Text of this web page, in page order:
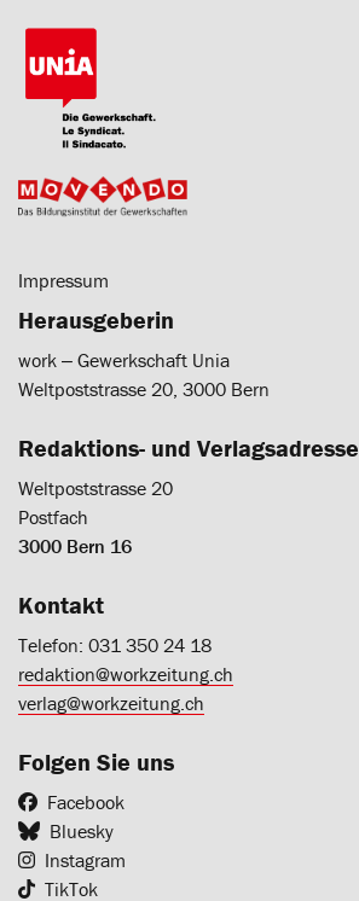
Impressum
Herausgeberin
work ‒ Gewerkschaft Unia
Weltpoststrasse 20, 3000 Bern
Redaktions- und Verlagsadresse
Weltpoststrasse 20
Postfach
3000 Bern 16
Kontakt
Telefon: 031 350 24 18
redaktion@workzeitung.ch
verlag@workzeitung.ch
Folgen Sie uns
Facebook
Bluesky
Instagram
TikTok